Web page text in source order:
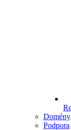
Domény
Podpora